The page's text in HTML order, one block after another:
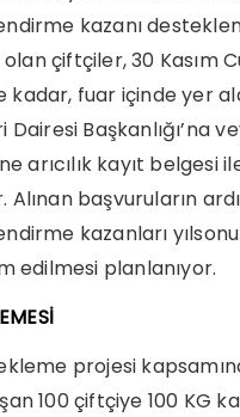
kazanı
çiftçiler, 30 Kasım
kadar, fuar içinde yer
Dairesi Başkanlığı’na
arıcılık kayıt belgesi
Alınan başvuruların
kazanları
edilmesi planlanıyor.
projesi
100 çiftçiye 100 KG